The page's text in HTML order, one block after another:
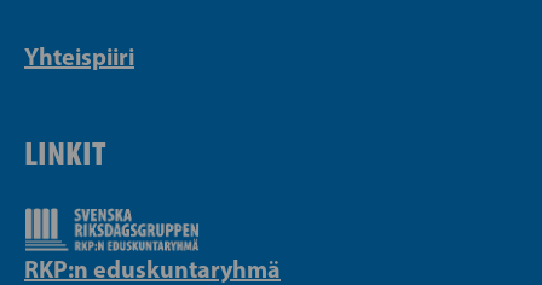
Yhteispiiri
LINKIT
RKP:n eduskuntaryhmä